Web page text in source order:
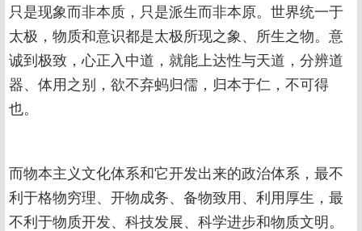
只是现象而非本质，只是派生而非本原。世界统一于
太极，物质和意识都是太极所现之象、所生之物。意
诚到极致，心正入中道，就能上达性与天道，分辨道
器、体用之别，欲不弃蚂归儒，归本于仁，不可得
也。
而物本主义文化体系和它开发出来的政治体系，最不
利于格物穷理、开物成务、备物致用、利用厚生，最
不利于物质开发、科技发展、科学进步和物质文明。